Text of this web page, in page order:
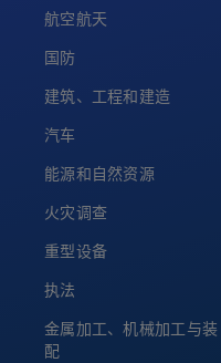
航空航天
国防
建筑、工程和建造
汽车
能源和自然资源
火灾调查
重型设备
执法
金属加工、机械加工与装
配